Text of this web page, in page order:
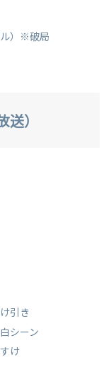
）※破局
）
引き
シーン
け